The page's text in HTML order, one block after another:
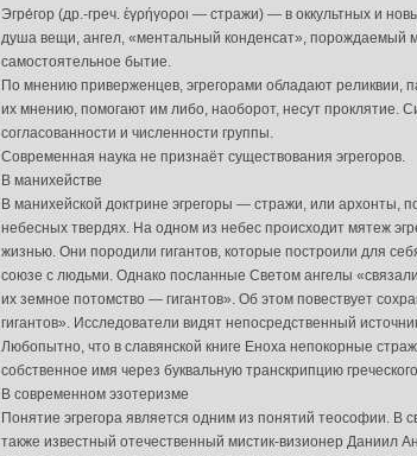
Эгре́гор (др.-греч. ἐγρήγοροι — стражи) — в оккультных и
душа вещи, ангел, «ментальный конденсат»,
самостоятельное бытие.
По мнению приверженцев, эгрегорами обладают
их мнению, помогают им либо, наоборот, несут проклятие.
согласованности и численности группы.
Современная наука не признаёт существования эгрегоров.
В манихействе
В манихейской доктрине эгрегоры — стражи, или архонты,
небесных твердях. На одном из небес происходит мятеж
жизнью. Они породили гигантов, которые построили для
союзе с людьми. Однако посланные Светом ангелы
их земное потомство — гигантов». Об этом повествует
гигантов». Исследователи видят непосредственный
Любопытно, что в славянской книге Еноха непокорные
собственное имя через буквальную транскрипцию
В современном эзотеризме
Понятие эгрегора является одним из понятий теософии. В
также известный отечественный мистик-визионер Даниил